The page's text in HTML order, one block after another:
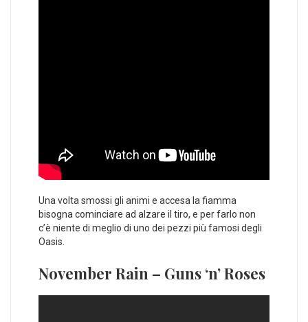
Una volta smossi gli animi e accesa la fiamma
bisogna cominciare ad alzare il tiro, e per farlo non
c’è niente di meglio di uno dei pezzi più famosi degli
Oasis.
November Rain – Guns ‘n’ Roses